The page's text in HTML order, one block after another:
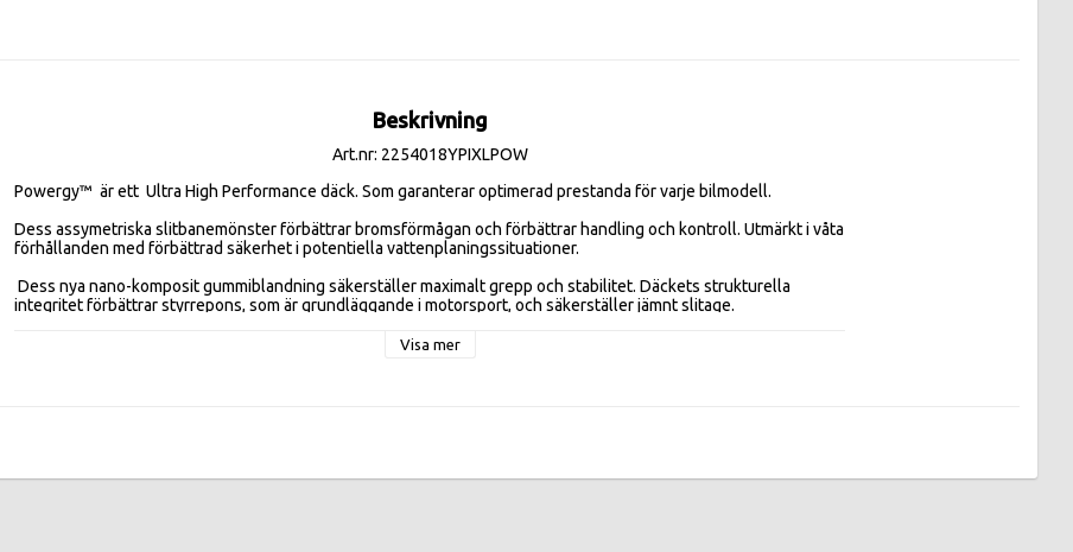
Beskrivning
Art.nr: 2254018YPIXLPOW
Powergy™  är ett  Ultra High Performance däck. Som garanterar optimerad prestanda för varje bilmodell.
Dess assymetriska slitbanemönster förbättrar bromsförmågan och förbättrar handling och kontroll. Utmärkt i våta
förhållanden med förbättrad säkerhet i potentiella vattenplaningssituationer.
integritet förbättrar styrrepons, som är grundläggande i motorsport, och säkerställer jämnt slitage.
Visa mer